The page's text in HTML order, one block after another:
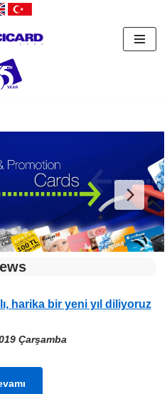
harika bir yeni yıl diliyoruz
Çarşamba